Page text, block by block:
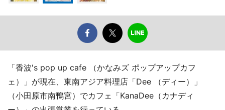
「香波's pop up cafe （かなみズ ポップアップカフ
ェ）」が現在、東南アジア料理店「Dee （ディー）」
（小田原市南鴨宮）でカフェ「KanaDee（カナディ